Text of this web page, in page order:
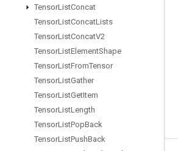
TensorListConcat
TensorListConcatLists
TensorListConcatV2
TensorListElementShape
TensorListFromTensor
TensorListGather
TensorListGetItem
TensorListLength
TensorListPopBack
TensorListPushBack
ブログ
フォーラム
Twitter
YouTube